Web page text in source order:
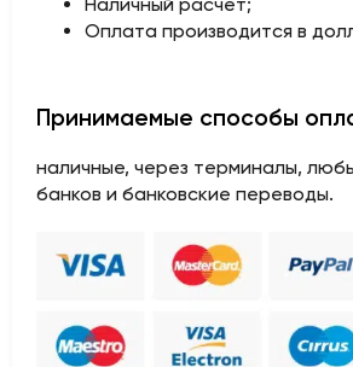
Наличный расчет;
Оплата производится в
Принимаемые способы
наличные, через терминалы,
банков и банковские переводы.